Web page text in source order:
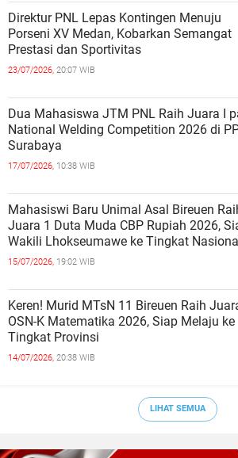
Direktur PNL Lepas Kontingen Menuju
Porseni XV Medan, Kobarkan Semangat
Prestasi dan Sportivitas
23/07/2026, 20:07 WIB
Dua Mahasiswa JTM PNL Raih Juara I
National Welding Competition 2026 di
Surabaya
17/07/2026, 10:38 WIB
Mahasiswi Baru Unimal Asal Bireuen
Juara 1 Duta Muda CBP Rupiah 2026,
Wakili Lhokseumawe ke Tingkat
15/07/2026, 19:02 WIB
Keren! Murid MTsN 11 Bireuen Raih
OSN-K Matematika 2026, Siap Melaju ke
Tingkat Provinsi
14/07/2026, 20:38 WIB
LIHAT SEMUA